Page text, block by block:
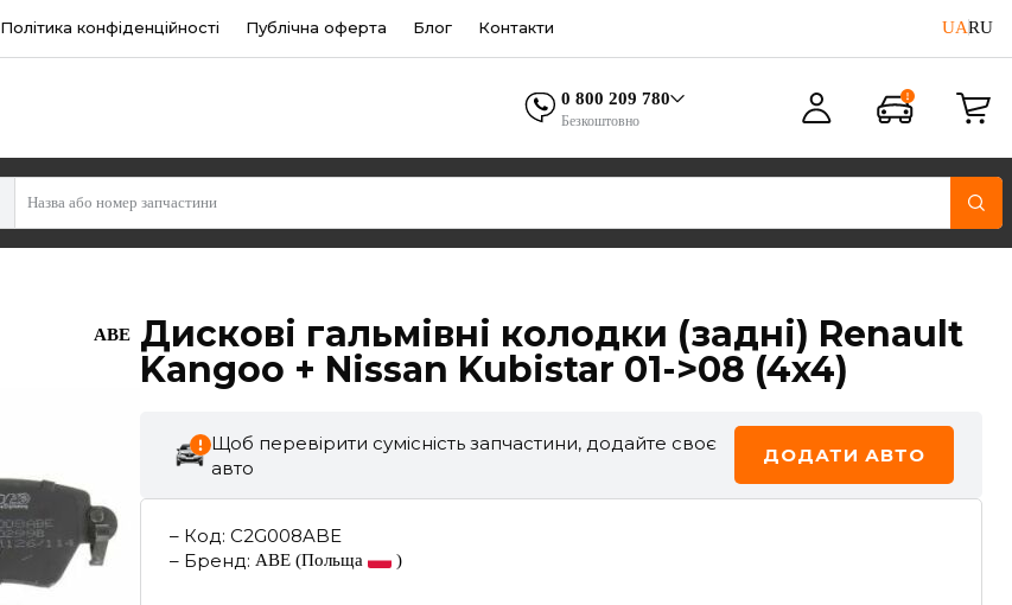
Політика конфіденційності Публічна оферта Блог Контакти UARU
0 800 209 780
Безкоштовно
ABE Дискові гальмівні колодки (задні) Renault
Kangoo + Nissan Kubistar 01->08 (4x4)
Щоб перевірити сумісність запчастини, додайте своє
авто
ДОДАТИ АВТО
– Код: C2G008ABE
– Бренд: ABE (Польща )